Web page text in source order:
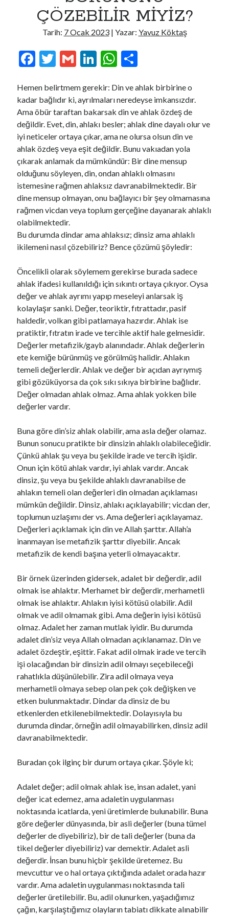
Site içi arama
ÇÖZEBİLİR MİYİZ?
Tarih: 7 Ocak 2023| Yazar: Yavuz Köktaş
F
e
b
o
o
k
T
itt
er
G
ai
l
Li
ke
dI
n
W
at
s
A
p
p
ar
e
Hemen belirtmem gerekir: Din ve ahlak birbirine o
kadar bağlıdır ki, ayrılmaları neredeyse imkansızdır.
Ama öbür taraftan bakarsak din ve ahlak özdeş de
değildir. Evet, din, ahlakı besler; ahlak dine dayalı olur ve
iyi neticeler ortaya çıkar, ama ne olursa olsun din ve
ahlak özdeş veya eşit değildir. Bunu vakıadan yola
çıkarak anlamak da mümkündür: Bir dine mensup
olduğunu söyleyen, din, ondan ahlaklı olmasını
istemesine rağmen ahlaksız davranabilmektedir. Bir
dine mensup olmayan, onu bağlayıcı bir şey olmamasına
rağmen vicdan veya toplum gerçeğine dayanarak ahlaklı
olabilmektedir.
Bu durumda dindar ama ahlaksız; dinsiz ama ahlaklı
ikilemeni nasıl çözebiliriz? Bence çözümü şöyledir:
Öncelikli olarak söylemem gerekirse burada sadece
ahlak ifadesi kullanıldığı için sıkıntı ortaya çıkıyor. Oysa
değer ve ahlak ayrımı yapıp meseleyi anlarsak iş
kolaylaşır sanki. Değer, teoriktir, fıtrattadır, pasif
haldedir, volkan gibi patlamaya hazırdır. Ahlak ise
pratiktir, fıtratın irade ve tercihle aktif hale gelmesidir.
Değerler metafizik/gayb alanındadır. Ahlak değerlerin
ete kemiğe bürünmüş ve görülmüş halidir. Ahlakın
temeli değerlerdir. Ahlak ve değer bir açıdan ayrıymış
gibi gözüküyorsa da çok sıkı sıkıya birbirine bağlıdır.
Değer olmadan ahlak olmaz. Ama ahlak yokken bile
değerler vardır.
Buna göre din’siz ahlak olabilir, ama asla değer olamaz.
Bunun sonucu pratikte bir dinsizin ahlaklı olabileceğidir.
Çünkü ahlak şu veya bu şekilde irade ve tercih işidir.
Onun için kötü ahlak vardır, iyi ahlak vardır. Ancak
dinsiz, şu veya bu şekilde ahlaklı davranabilse de
ahlakın temeli olan değerleri din olmadan açıklaması
mümkün değildir. Dinsiz, ahlakı açıklayabilir; vicdan der,
toplumun uzlaşımı der vs. Ama değerleri açıklayamaz.
Değerleri açıklamak için din ve Allah şarttır. Allah’a
inanmayan ise metafizik şarttır diyebilir. Ancak
metafizik de kendi başına yeterli olmayacaktır.
Bir örnek üzerinden gidersek, adalet bir değerdir, adil
olmak ise ahlaktır. Merhamet bir değerdir, merhametli
olmak ise ahlaktır. Ahlakın iyisi kötüsü olabilir. Adil
olmak ve adil olmamak gibi. Ama değerin iyisi kötüsü
olmaz. Adalet her zaman mutlak iyidir. Bu durumda
adalet din’siz veya Allah olmadan açıklanamaz. Din ve
adalet özdeştir, eşittir. Fakat adil olmak irade ve tercih
işi olacağından bir dinsizin adil olmayı seçebileceği
rahatlıkla düşünülebilir. Zira adil olmaya veya
merhametli olmaya sebep olan pek çok değişken ve
etken bulunmaktadır. Dindar da dinsiz de bu
etkenlerden etkilenebilmektedir. Dolayısıyla bu
durumda dindar, örneğin adil olmayabilirken, dinsiz adil
davranabilmektedir.
Buradan çok ilginç bir durum ortaya çıkar. Şöyle ki;
Adalet değer; adil olmak ahlak ise, insan adalet, yani
değer icat edemez, ama adaletin uygulanması
noktasında icatlarda, yeni üretimlerde bulunabilir. Buna
göre değerler dünyasında, bir asli değerler (buna tümel
değerler de diyebiliriz), bir de tali değerler (buna da
tikel değerler diyebiliriz) var demektir. Adalet asli
değerdir. İnsan bunu hiçbir şekilde üretemez. Bu
mevcuttur ve o hal ortaya çıktığında adalet orada hazır
vardır. Ama adaletin uygulanması noktasında tali
değerler üretilebilir. Bu, adil olunurken, yaşadığımız
çağın, karşılaştığımız olayların tabiatı dikkate alınabilir